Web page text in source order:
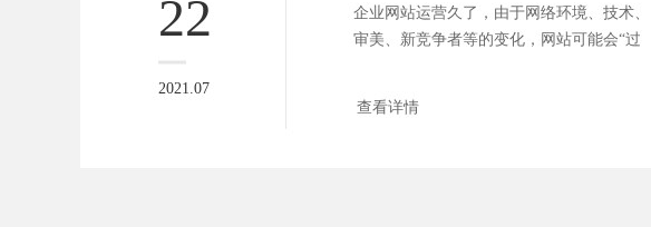
22
2021.07
企业网站运营久了，由于网络环境、技术、
审美、新竞争者等的变化，网站可能会“过
查看详情